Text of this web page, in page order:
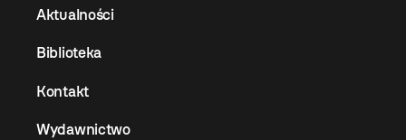
Aktualności
Biblioteka
Kontakt
Wydawnictwo